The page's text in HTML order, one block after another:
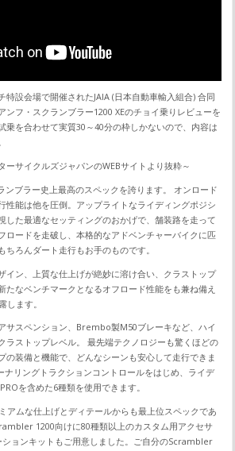
特設会場で開催されたJAIA (日本自動車輸入組合) 合同
ンフ・スクランブラー1200 XEのチョイ乗りレビューを
乗を合わせて実質30～40分の枠しかないので、内容は
ーサイクルズジャパンのWEBサイトより抜粋～
ンブラー史上最高のスペックを誇ります。 オンロード
性能は他を圧倒。アップライトなライディングポジシ
した最適なセッティングのおかげで、舗装路を走って
ロードを走破し、本格的なアドベンチャーバイクに匹
ろんダート走行もお手のものです。
イン、上質な仕上げが絶妙に溶け合い、クラストップ
たなベンチマークとなるオフロード性能をも兼ね備え
します。
サスペンション、Brembo製M50ブレーキなど、ハイ
ラストップレベル。 最先端テクノロジーも驚くほどの
の装備と機能で、どんなシーンも安心して走行できま
ナリングトラクションコントロールをはじめ、ライデ
を含めた6種類を使用できます。
アムな仕上げとディテールからも最上位スペックであ
1200向けに80種類以上のカスタム用アクセサ
ションキットもご用意しました。ご自分のScrambler